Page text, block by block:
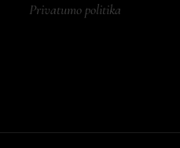
Privatumo politika